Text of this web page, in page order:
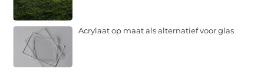
Acrylaat op maat als alternatief voor glas